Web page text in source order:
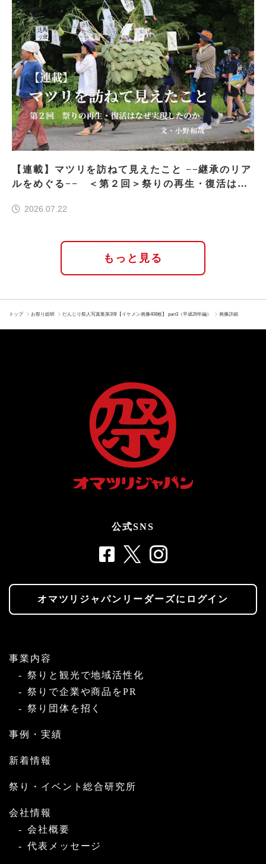
【連載】マツリを訪ねて見えたこと −−継承のリア
ルをめぐる−− ＜第２回＞祭りの再生・復活はな
2026.07.22
もっと見る
トップ お祭り総研 だんじり祭人写真集第3弾【イケメン画像408枚】 part3（平成26年編） 画像詳細
公式SNS
オマツリジャパンリーダーズにログイン
事業内容
祭りと観光で地域活性化
祭りで企業や商品をPR
祭り団体を招く
事例・実績
新着情報
祭り・イベント総合研究所
会社情報
会社概要
代表メッセージ